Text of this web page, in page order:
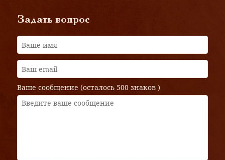
Задать вопрос
Ваше сообщение (осталось 500 знаков )